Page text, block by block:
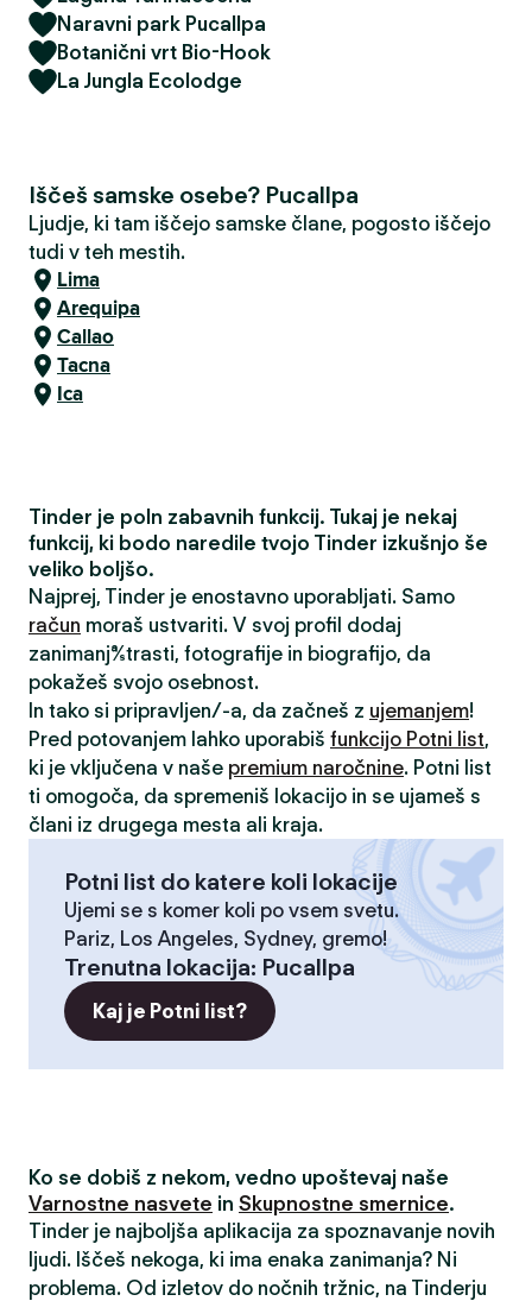
Naravni park Pucallpa
Botanični vrt Bio-Hook
La Jungla Ecolodge
Iščeš samske osebe? Pucallpa
Ljudje, ki tam iščejo samske člane, pogosto iščejo
tudi v teh mestih.
Lima
Arequipa
Callao
Tacna
Ica
Tinder je poln zabavnih funkcij. Tukaj je nekaj
funkcij, ki bodo naredile tvojo Tinder izkušnjo še
veliko boljšo.
Najprej, Tinder je enostavno uporabljati. Samo
račun moraš ustvariti. V svoj profil dodaj
zanimanja/strasti, fotografije in biografijo, da
pokažeš svojo osebnost.
In tako si pripravljen/-a, da začneš z ujemanjem!
Pred potovanjem lahko uporabiš funkcijo Potni list,
ki je vključena v naše premium naročnine. Potni list
ti omogoča, da spremeniš lokacijo in se ujameš s
člani iz drugega mesta ali kraja.
Potni list do katere koli lokacije
Ujemi se s komer koli po vsem svetu.
Pariz, Los Angeles, Sydney, gremo!
Trenutna lokacija: Pucallpa
Kaj je Potni list?
Ko se dobiš z nekom, vedno upoštevaj naše
Varnostne nasvete in Skupnostne smernice.
Tinder je najboljša aplikacija za spoznavanje novih
ljudi. Iščeš nekoga, ki ima enaka zanimanja? Ni
problema. Od izletov do nočnih tržnic, na Tinderju